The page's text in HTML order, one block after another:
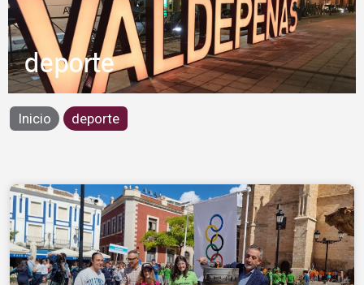
deporte
Inicio deporte